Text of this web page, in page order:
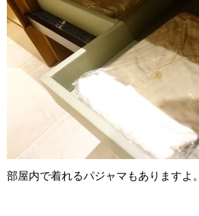
部屋内で着れるパジャマもありますよ。